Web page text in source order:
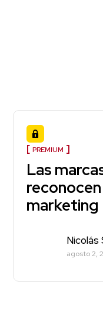
PREMIUM
Las
marketing
Nicolás
agosto 2,